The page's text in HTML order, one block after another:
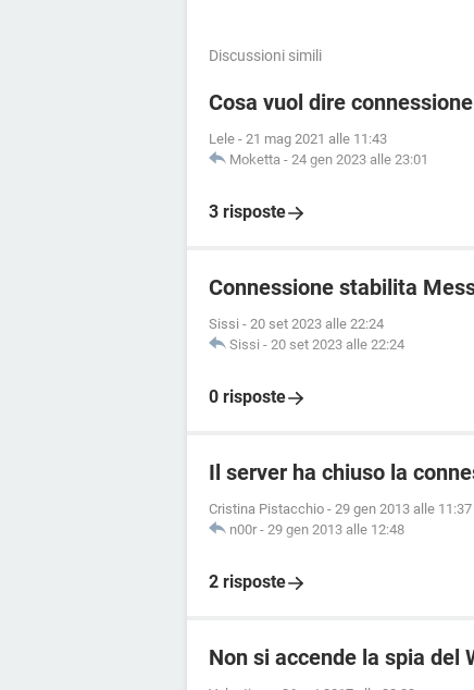
Discussioni simili
Cosa vuol dire
Lele - 21 mag 2021 alle 11:43
Moketta - 24 gen 2023 alle 23:01
3 risposte
Connessione stabilita
Sissi - 20 set 2023 alle 22:24
Sissi - 20 set 2023 alle 22:24
0 risposte
Il server ha chiuso la
Cristina Pistacchio - 29 gen 2013 alle 11:37
n00r - 29 gen 2013 alle 12:48
2 risposte
Non si accende la spia del